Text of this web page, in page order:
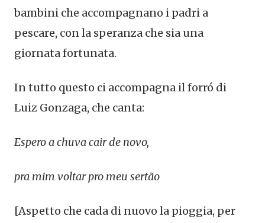
bambini che accompagnano i padri a
pescare, con la speranza che sia una
giornata fortunata.
In tutto questo ci accompagna il forró di
Luiz Gonzaga, che canta:
Espero a chuva cair de novo,
pra mim voltar pro meu sertão
[Aspetto che cada di nuovo la pioggia, per